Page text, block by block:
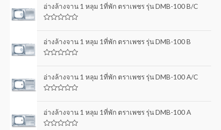
t
e
d
t
o
f
อ่างล้างจาน 1 หลุม 1ที่พัก ตราเพชร รุ่น DMB-100 B/C
t
e
d
t
o
f
อ่างล้างจาน 1 หลุม 1ที่พัก ตราเพชร รุ่น DMB-100 B
t
e
d
t
o
f
อ่างล้างจาน 1 หลุม 1ที่พัก ตราเพชร รุ่น DMB-100 A/C
t
e
d
อ่างล้างจาน 1 หลุม 1ที่พัก ตราเพชร รุ่น DMB-100 A